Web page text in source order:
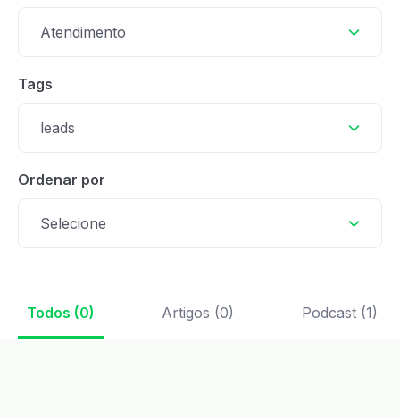
Atendimento
Tags
leads
Ordenar por
Selecione
Todos (0) Artigos (0) Podcast (1)